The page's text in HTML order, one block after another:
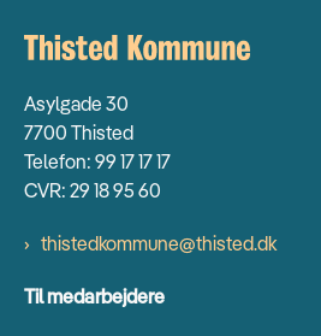
Asylgade 30
7700 Thisted
Telefon: 99 17 17 17
CVR: 29 18 95 60
thistedkommune@thisted.dk
Til medarbejdere